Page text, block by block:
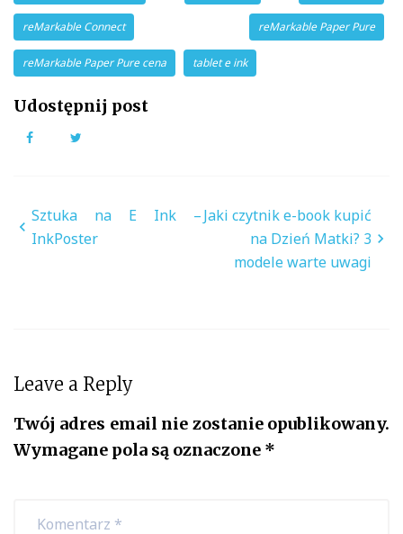
reMarkable Connect reMarkable Paper Pure
reMarkable Paper Pure cena tablet e ink
Udostępnij post
Facebook
Nawigacja
wpisu
Sztuka na E Ink –
InkPoster
Jaki czytnik e-book kupić
na Dzień Matki? 3
modele warte uwagi
Leave a Reply
Twój adres email nie zostanie opublikowany.
Wymagane pola są oznaczone *